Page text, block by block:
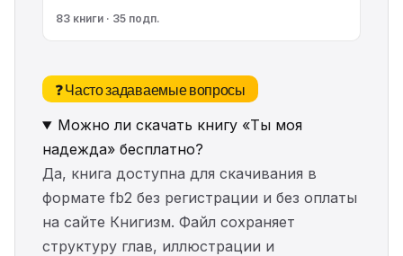
83 книги · 35 подп.
❓ Часто задаваемые вопросы
Можно ли скачать книгу «Ты моя
надежда» бесплатно?
Да, книга доступна для скачивания в
формате fb2 без регистрации и без оплаты
на сайте Книгизм. Файл сохраняет
структуру глав, иллюстрации и